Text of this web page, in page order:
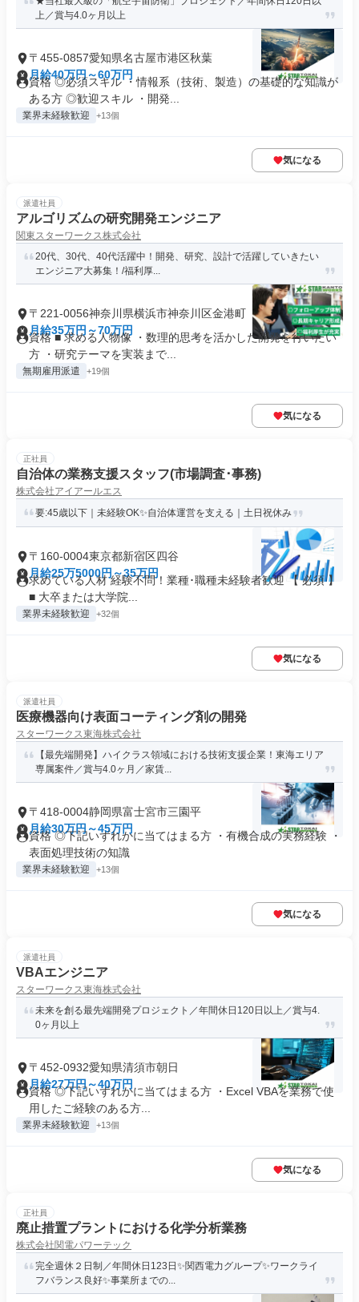
上／賞与4.0ヶ月以上
〒455-0857愛知県名古屋市港区秋葉
月給40万円～60万円
資格 ◎必須スキル ・情報系（技術、製造）の基礎的な知識が
ある方 ◎歓迎スキル ・開発...
業界未経験歓迎 +13個
気になる
派遣社員
アルゴリズムの研究開発エンジニア
関東スターワークス株式会社
20代、30代、40代活躍中！開発、研究、設計で活躍していきたい
エンジニア大募集！/福利厚...
〒221-0056神奈川県横浜市神奈川区金港町
月給35万円～70万円
資格 ■ 求める人物像 ・数理的思考を活かした開発を行いたい
方 ・研究テーマを実装まで...
無期雇用派遣 +19個
気になる
正社員
自治体の業務支援スタッフ(市場調査･事務)
株式会社アイアールエス
要:45歳以下｜未経験OK✨自治体運営を支える｜土日祝休み
〒160-0004東京都新宿区四谷
月給25万5000円～35万円
求めている人材 経験不問！業種･職種未経験者歓迎 【 必須 】
■ 大卒または大学院...
業界未経験歓迎 +32個
気になる
派遣社員
医療機器向け表面コーティング剤の開発
スターワークス東海株式会社
【最先端開発】ハイクラス領域における技術支援企業！東海エリア
専属案件／賞与4.0ヶ月／家賃...
〒418-0004静岡県富士宮市三園平
月給30万円～45万円
資格 ◎下記いずれかに当てはまる方 ・有機合成の実務経験 ・
表面処理技術の知識
業界未経験歓迎 +13個
気になる
派遣社員
VBAエンジニア
スターワークス東海株式会社
未来を創る最先端開発プロジェクト／年間休日120日以上／賞与4.
0ヶ月以上
〒452-0932愛知県清須市朝日
月給27万円～40万円
資格 ◎下記いずれかに当てはまる方 ・Excel VBAを業務で使
用したご経験のある方...
業界未経験歓迎 +13個
気になる
正社員
廃止措置プラントにおける化学分析業務
株式会社関電パワーテック
完全週休２日制／年間休日123日✨関西電力グループ✨ワークライ
フバランス良好✨事業所までの...